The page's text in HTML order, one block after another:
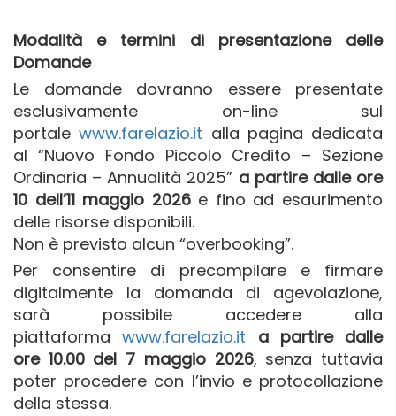
Modalità e termini di presentazione delle
Domande
Le domande dovranno essere presentate
esclusivamente on-line sul
portalewww.farelazio.it alla pagina dedicata
al “Nuovo Fondo Piccolo Credito – Sezione
Ordinaria – Annualità 2025” a partire dalle ore
10 dell’11 maggio 2026e fino ad esaurimento
delle risorse disponibili.
Non è previsto alcun “overbooking”.
Per consentire di precompilare e firmare
digitalmente la domanda di agevolazione,
sarà possibile accedere alla
piattaformawww.farelazio.it
a partire dalle
ore 10.00 del 7 maggio 2026, senza tuttavia
poter procedere con l’invio e protocollazione
della stessa.